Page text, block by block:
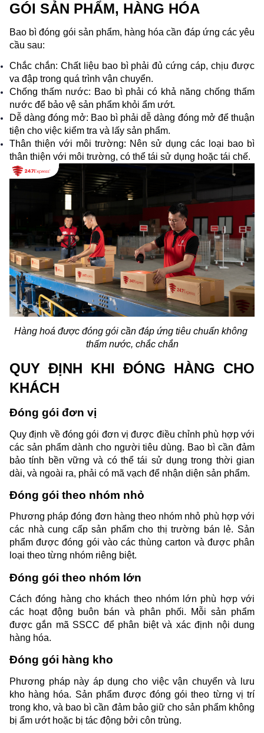
GÓI SẢN PHẨM, HÀNG HÓA
Bao bì đóng gói sản phẩm, hàng hóa cần đáp ứng các yêu
cầu sau:
Chắc chắn: Chất liệu bao bì phải đủ cứng cáp, chịu được
va đập trong quá trình vận chuyển.
Chống thấm nước: Bao bì phải có khả năng chống thấm
nước để bảo vệ sản phẩm khỏi ẩm ướt.
Dễ dàng đóng mở: Bao bì phải dễ dàng đóng mở để thuận
tiện cho việc kiểm tra và lấy sản phẩm.
Thân thiện với môi trường: Nên sử dụng các loại bao bì
thân thiện với môi trường, có thể tái sử dụng hoặc tái chế.
Hàng hoá được đóng gói cần đáp ứng tiêu chuẩn không
thấm nước, chắc chắn
QUY ĐỊNH KHI ĐÓNG HÀNG CHO
KHÁCH
Đóng gói đơn vị
Quy định về đóng gói đơn vị được điều chỉnh phù hợp với
các sản phẩm dành cho người tiêu dùng. Bao bì cần đảm
bảo tính bền vững và có thể tái sử dụng trong thời gian
dài, và ngoài ra, phải có mã vạch để nhận diện sản phẩm.
Đóng gói theo nhóm nhỏ
Phương pháp đóng đơn hàng theo nhóm nhỏ phù hợp với
các nhà cung cấp sản phẩm cho thị trường bán lẻ. Sản
phẩm được đóng gói vào các thùng carton và được phân
loại theo từng nhóm riêng biệt.
Đóng gói theo nhóm lớn
Cách đóng hàng cho khách theo nhóm lớn phù hợp với
các hoạt động buôn bán và phân phối. Mỗi sản phẩm
được gắn mã SSCC để phân biệt và xác định nội dung
hàng hóa.
Đóng gói hàng kho
Phương pháp này áp dụng cho việc vận chuyển và lưu
kho hàng hóa. Sản phẩm được đóng gói theo từng vị trí
trong kho, và bao bì cần đảm bảo giữ cho sản phẩm không
bị ẩm ướt hoặc bị tác động bởi côn trùng.